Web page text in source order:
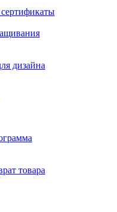
дизайна
товара